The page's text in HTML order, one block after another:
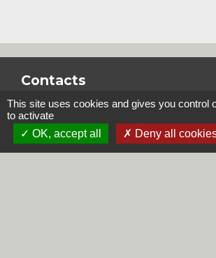
Contacts
Commune de Steene
Rue de la Mairie
59380 Steene - FRANCE
This site uses cookies and gives you control
to activate
OK, accept all
Deny all